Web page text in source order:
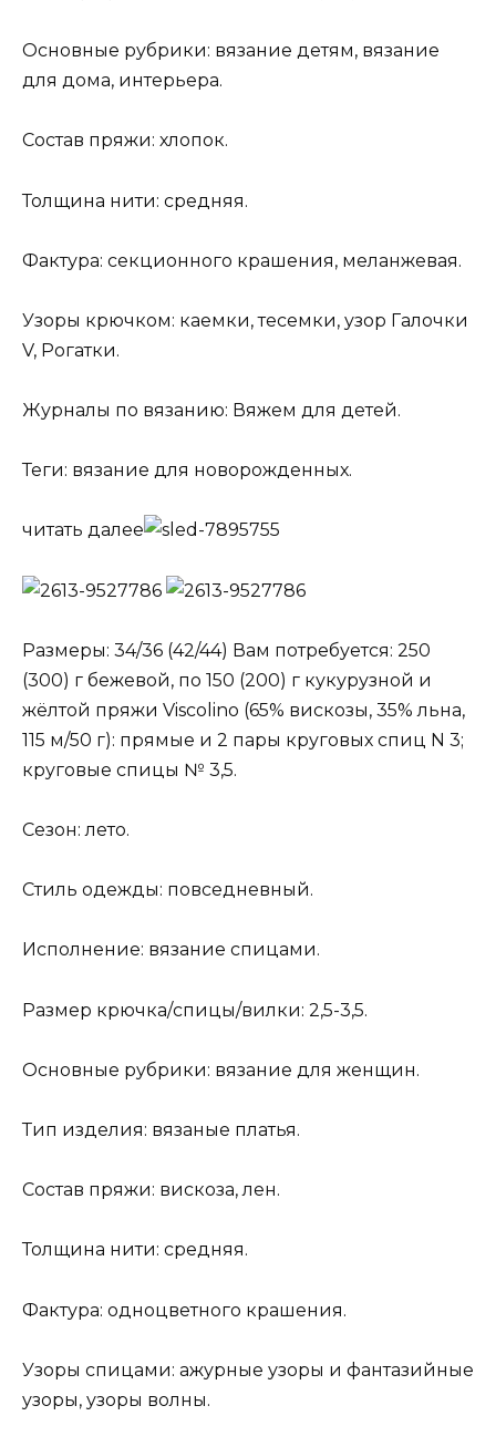
Основные рубрики: вязание детям, вязание
для дома, интерьера.
Состав пряжи: хлопок.
Толщина нити: средняя.
Фактура: секционного крашения, меланжевая.
Узоры крючком: каемки, тесемки, узор Галочки
V, Рогатки.
Журналы по вязанию: Вяжем для детей.
Теги: вязание для новорожденных.
читать далее
Размеры: 34/36 (42/44) Вам потребуется: 250
(300) г бежевой, по 150 (200) г кукурузной и
жёлтой пряжи Viscolino (65% вискозы, 35% льна,
115 м/50 г): прямые и 2 пары круговых спиц N 3;
круговые спицы № 3,5.
Сезон: лето.
Стиль одежды: повседневный.
Исполнение: вязание спицами.
Размер крючка/спицы/вилки: 2,5-3,5.
Основные рубрики: вязание для женщин.
Тип изделия: вязаные платья.
Состав пряжи: вискоза, лен.
Толщина нити: средняя.
Фактура: одноцветного крашения.
Узоры спицами: ажурные узоры и фантазийные
узоры, узоры волны.